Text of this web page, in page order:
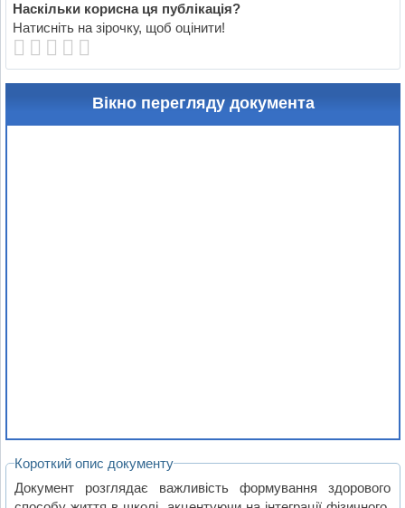
Наскільки корисна ця публікація?
Натисніть на зірочку, щоб оцінити!
Вікно перегляду документа
Короткий опис документу
Документ розглядає важливість формування здорового